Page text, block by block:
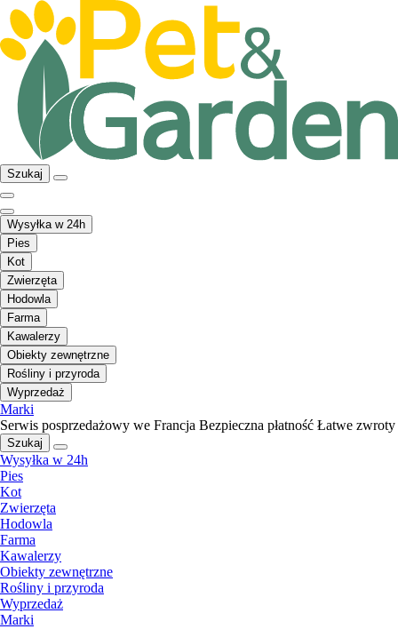
Szukaj
Wysyłka w 24h
Pies
Kot
Zwierzęta
Hodowla
Farma
Kawalerzy
Obiekty zewnętrzne
Rośliny i przyroda
Wyprzedaż
Marki
Serwis posprzedażowy we Francja Bezpieczna płatność Łatwe zwroty
Szukaj
Wysyłka w 24h
Pies
Kot
Zwierzęta
Hodowla
Farma
Kawalerzy
Obiekty zewnętrzne
Rośliny i przyroda
Wyprzedaż
Marki